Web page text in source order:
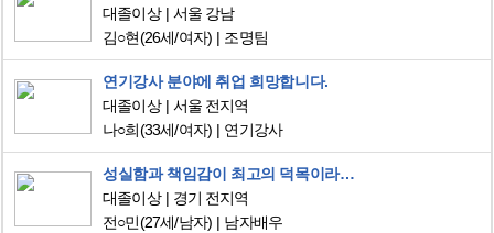
대졸이상
서울 강남
김○현(26세/여자) 조명팀
연기강사 분야에 취업 희망합니다.
대졸이상
서울 전지역
나○희(33세/여자) 연기강사
성실함과 책임감이 최고의 덕목이라고 생각합니다.
대졸이상
경기 전지역
전○민(27세/남자) 남자배우